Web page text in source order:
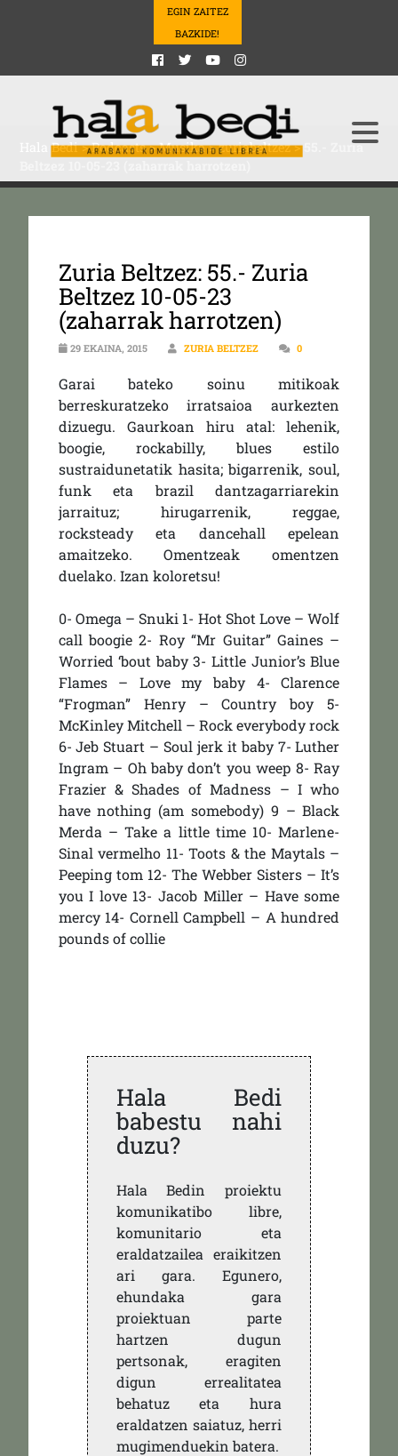
EGIN ZAITEZ
BAZKIDE!
Hala Bedi>Podcasts>Musika>zuriabeltzez> 55.- Zuria
Zuria Beltzez: 55.- Zuria
Beltzez 10-05-23
(zaharrak harrotzen)
29 EKAINA, 2015 ZURIA BELTZEZ 0
Garai bateko soinu mitikoak
berreskuratzeko irratsaioa aurkezten
dizuegu. Gaurkoan hiru atal: lehenik,
boogie, rockabilly, blues estilo
sustraidunetatik hasita; bigarrenik, soul,
funk eta brazil dantzagarriarekin
jarraituz; hirugarrenik, reggae,
rocksteady eta dancehall epelean
amaitzeko. Omentzeak omentzen
duelako. Izan koloretsu!
0- Omega – Snuki 1- Hot Shot Love – Wolf
call boogie 2- Roy “Mr Guitar” Gaines –
Worried ‘bout baby 3- Little Junior’s Blue
Flames – Love my baby 4- Clarence
“Frogman” Henry – Country boy 5-
McKinley Mitchell – Rock everybody rock
6- Jeb Stuart – Soul jerk it baby 7- Luther
Ingram – Oh baby don’t you weep 8- Ray
Frazier & Shades of Madness – I who
have nothing (am somebody) 9 – Black
Merda – Take a little time 10- Marlene-
Sinal vermelho 11- Toots & the Maytals –
Peeping tom 12- The Webber Sisters – It’s
you I love 13- Jacob Miller – Have some
mercy 14- Cornell Campbell – A hundred
pounds of collie
Hala Bedi
babestu nahi
duzu?
Hala Bedin proiektu
komunikatibo libre,
komunitario eta
eraldatzailea eraikitzen
ari gara. Egunero,
ehundaka gara
proiektuan parte
hartzen dugun
pertsonak, eragiten
digun errealitatea
behatuz eta hura
eraldatzen saiatuz, herri
mugimenduekin batera.